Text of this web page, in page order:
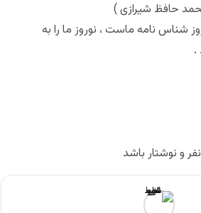
حافظ شیرازی )
شناس نامه ماست ، نوروز ما را به
.